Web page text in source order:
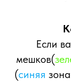
Если
мешков(
(синяя